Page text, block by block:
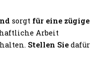
sorgt für eine zügige
Arbeit
Stellen Sie dafür